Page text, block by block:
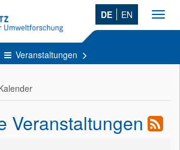
DE EN
Veranstaltungen
Veranstaltungen